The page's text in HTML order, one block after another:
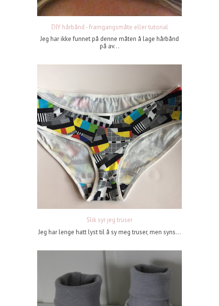
DIY hårbånd - framgangsmåte eller tutorial
Jeg har ikke funnet på denne måten å lage hårbånd
på av...
Slik syr jeg truser
Jeg har lenge hatt lyst til å sy meg truser, men syns...